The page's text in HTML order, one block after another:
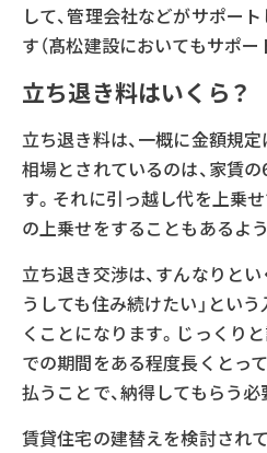
して、管理会社などがサポー
す（髙松建設においてもサポー
立ち退き料はいくら？
立ち退き料は、一概に金額規
相場とされているのは、家賃
す。それに引っ越し代を上乗
の上乗せをすることもあるよう
立ち退き交渉は、すんなりとい
うしても住み続けたい」とい
くことになります。じっくり
での期間をある程度長くとっ
払うことで、納得してもらう必
賃貸住宅の建替えを検討され